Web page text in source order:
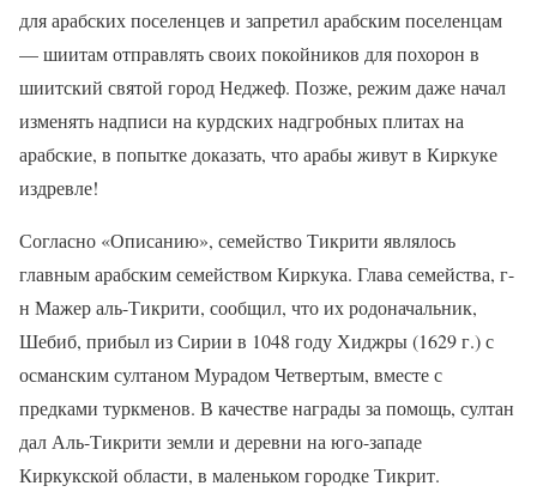
для арабских поселенцев и запретил арабским поселенцам
— шиитам отправлять своих покойников для похорон в
шиитский святой город Неджеф. Позже, режим даже начал
изменять надписи на курдских надгробных плитах на
арабские, в попытке доказать, что арабы живут в Киркуке
издревле!
Согласно «Описанию», семейство Тикрити являлось
главным арабским семейством Киркука. Глава семейства, г-
н Мажер аль-Тикрити, сообщил, что их родоначальник,
Шебиб, прибыл из Сирии в 1048 году Хиджры (1629 г.) с
османским султаном Мурадом Четвертым, вместе с
предками туркменов. В качестве награды за помощь, султан
дал Аль-Тикрити земли и деревни на юго-западе
Киркукской области, в маленьком городке Тикрит.